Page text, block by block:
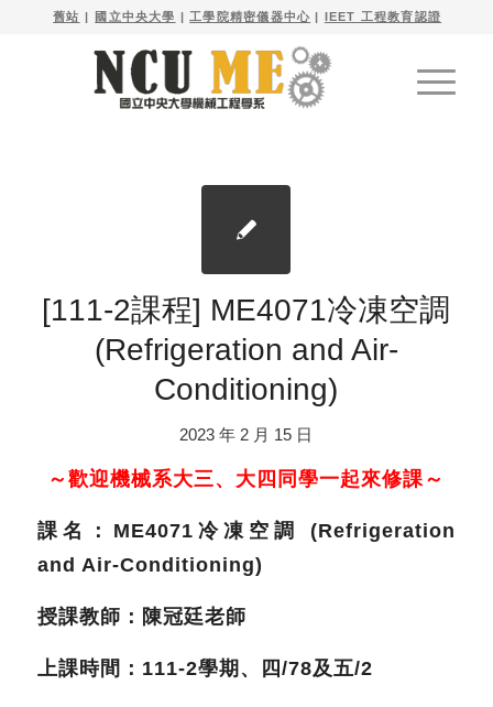
舊站 | 國立中央大學 | 工學院精密儀器中心 | IEET 工程教育認證
[111-2課程] ME4071冷凍空調
(Refrigeration and Air-
Conditioning)
2023 年 2 月 15 日
～歡迎機械系大三、大四同學一起來修課～
課名：ME4071 冷凍空調 (Refrigeration
and Air-Conditioning)
授課教師：陳冠廷老師
上課時間：111-2學期、四/78及五/2